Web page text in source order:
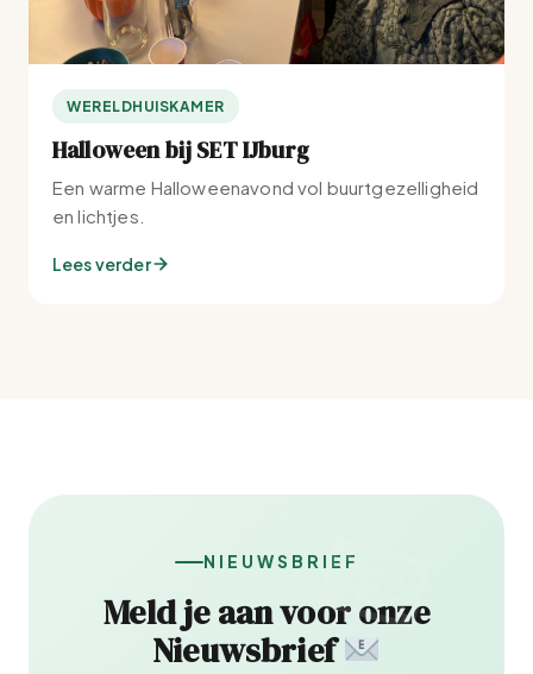
WERELDHUISKAMER
Halloween bij SET IJburg
Een warme Halloweenavond vol buurtgezelligheid
en lichtjes.
Lees verder
NIEUWSBRIEF
Meld je aan voor onze
Nieuwsbrief